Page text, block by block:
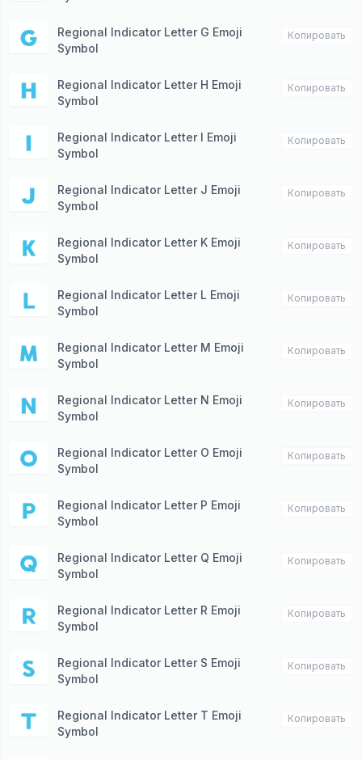
🇬
Regional Indicator Letter G Emoji
Symbol
Копировать
🇭
Regional Indicator Letter H Emoji
Symbol
Копировать
🇮
Regional Indicator Letter I Emoji
Symbol
Копировать
🇯
Regional Indicator Letter J Emoji
Symbol
Копировать
🇰
Regional Indicator Letter K Emoji
Symbol
Копировать
🇱
Regional Indicator Letter L Emoji
Symbol
Копировать
🇲
Regional Indicator Letter M Emoji
Symbol
Копировать
🇳
Regional Indicator Letter N Emoji
Symbol
Копировать
🇴
Regional Indicator Letter O Emoji
Symbol
Копировать
🇵
Regional Indicator Letter P Emoji
Symbol
Копировать
🇶
Regional Indicator Letter Q Emoji
Symbol
Копировать
🇷
Regional Indicator Letter R Emoji
Symbol
Копировать
🇸
Regional Indicator Letter S Emoji
Symbol
Копировать
🇹
Regional Indicator Letter T Emoji
Symbol
Копировать